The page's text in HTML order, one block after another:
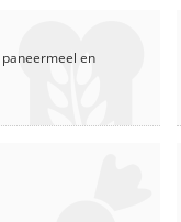
paneermeel en